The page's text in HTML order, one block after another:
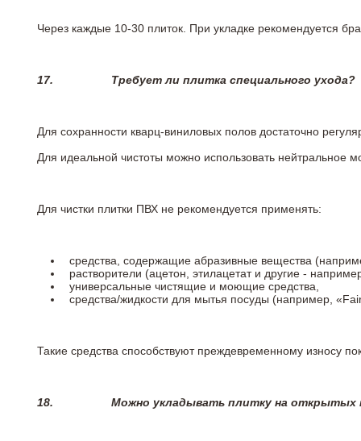
Через каждые 10-30 плиток. При укладке рекомендуется
17. Требует ли плитка специального ухода?
Для сохранности кварц-виниловых полов достаточно
Для идеальной чистоты можно использовать
Для чистки плитки ПВХ не рекомендуется применять:
средства, содержащие абразивные вещества
растворители (ацетон, этилацетат и другие -
универсальные чистящие и моющие средства,
средства/жидкости для мытья посуды (например,
Такие средства способствуют преждевременному износу
18. Можно укладывать плитку на открытых